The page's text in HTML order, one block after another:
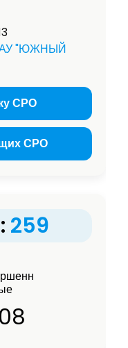
"ЮЖНЫЙ
СРО
СРО
259